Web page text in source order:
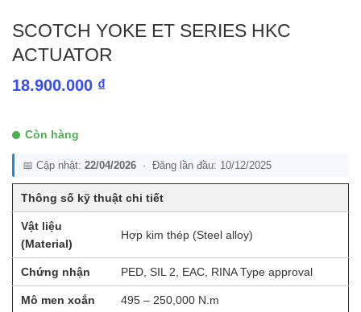
SCOTCH YOKE ET SERIES HKC
ACTUATOR
18.900.000 ₫
Còn hàng
📅 Cập nhật: 22/04/2026 · Đăng lần đầu: 10/12/2025
Thông số kỹ thuật chi tiết
Vật liệu
(Material)
Hợp kim thép (Steel alloy)
Chứng nhận PED, SIL 2, EAC, RINA Type approval
Mô men xoắn 495 – 250,000 N.m